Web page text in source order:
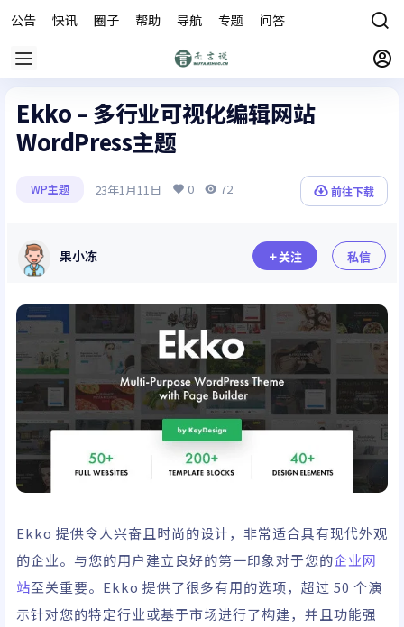
公告 快讯 圈子 帮助 导航 专题 问答
Ekko – 多行业可视化编辑网站
WordPress主题
WP主题 23年1月11日 0 72 前往下载
果小冻 关注 私信
Ekko 提供令人兴奋且时尚的设计，非常适合具有现代外观
的企业。与您的用户建立良好的第一印象对于您的企业网
站至关重要。Ekko 提供了很多有用的选项，超过 50 个演
示针对您的特定行业或基于市场进行了构建，并且功能强